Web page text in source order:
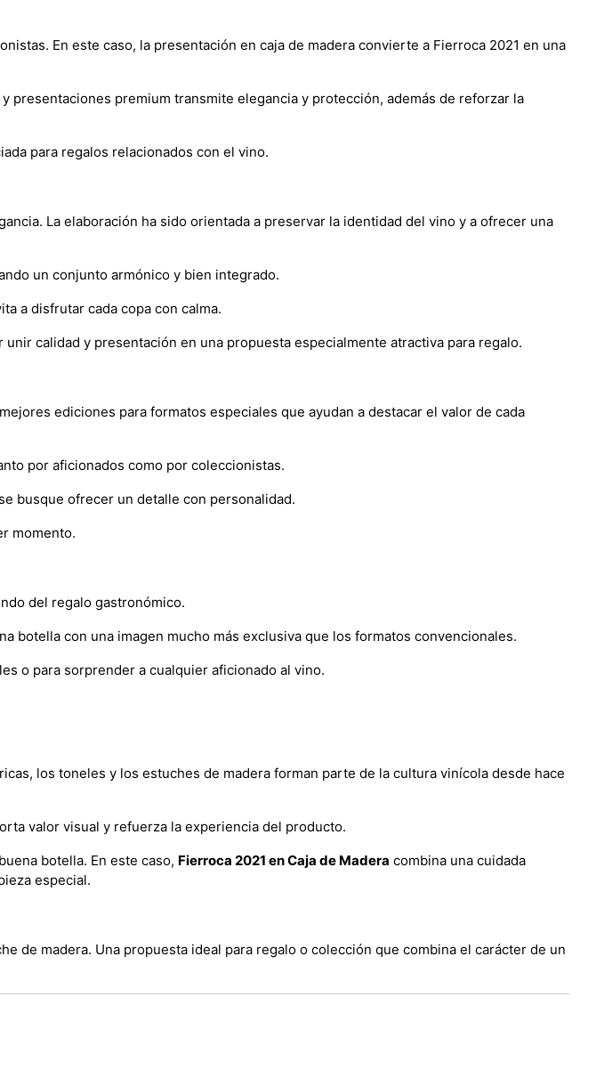
En este caso, la presentación en caja de madera convierte a Fierroca 2021 en una
presentaciones premium transmite elegancia y protección, además de reforzar la
para regalos relacionados con el vino.
La elaboración ha sido orientada a preservar la identidad del vino y a ofrecer una
un conjunto armónico y bien integrado.
a disfrutar cada copa con calma.
unir calidad y presentación en una propuesta especialmente atractiva para regalo.
ediciones para formatos especiales que ayudan a destacar el valor de cada
por aficionados como por coleccionistas.
busque ofrecer un detalle con personalidad.
momento.
del regalo gastronómico.
botella con una imagen mucho más exclusiva que los formatos convencionales.
o para sorprender a cualquier aficionado al vino.
los toneles y los estuches de madera forman parte de la cultura vinícola desde hace
valor visual y refuerza la experiencia del producto.
botella. En este caso, Fierroca 2021 en Caja de Madera combina una cuidada
especial.
de madera. Una propuesta ideal para regalo o colección que combina el carácter de un